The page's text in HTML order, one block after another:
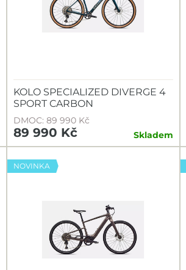
KOLO SPECIALIZED DIVERGE 4
SPORT CARBON
DMOC: 89 990 Kč
89 990 Kč Skladem
NOVINKA